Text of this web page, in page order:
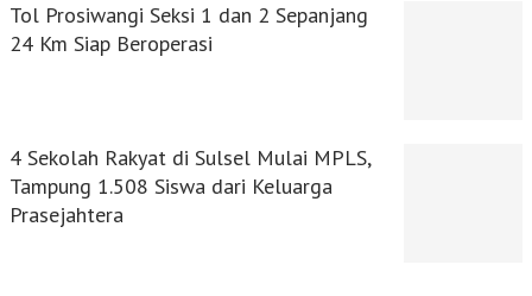
Tol Prosiwangi Seksi 1 dan 2 Sepanjang
24 Km Siap Beroperasi
4 Sekolah Rakyat di Sulsel Mulai MPLS,
Tampung 1.508 Siswa dari Keluarga
Prasejahtera